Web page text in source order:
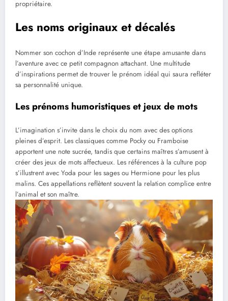
propriétaire.
Les noms originaux et décalés
Nommer son cochon d’Inde représente une étape amusante dans
l’aventure avec ce petit compagnon attachant. Une multitude
d’inspirations permet de trouver le prénom idéal qui saura refléter
sa personnalité unique.
Les prénoms humoristiques et jeux de mots
L’imagination s’invite dans le choix du nom avec des options
pleines d’esprit. Les classiques comme Pocky ou Framboise
apportent une note sucrée, tandis que certains maîtres s’amusent à
créer des jeux de mots affectueux. Les références à la culture pop
s’illustrent avec Yoda pour les sages ou Hermione pour les plus
malins. Ces appellations reflètent souvent la relation complice entre
l’animal et son maître.